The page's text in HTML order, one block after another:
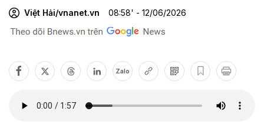
Việt Hải/vnanet.vn 08:58' - 12/06/2026
Zalo